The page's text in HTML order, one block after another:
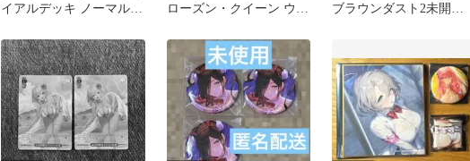
イアルデッキ ノーマル 4
ローズン・クイーン ウィ
ラウンダスト2
ブラウンダスト2未開封